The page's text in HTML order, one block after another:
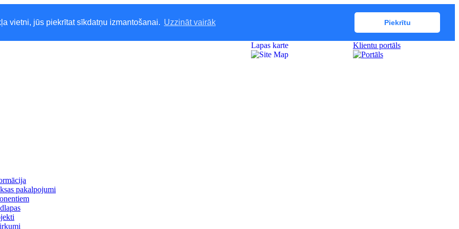
vietni, jūs piekrītat sīkdatņu izmantošanai. Uzzināt vairāk Piekrītu
Klientu portāls
Lapas karte
pakalpojumi